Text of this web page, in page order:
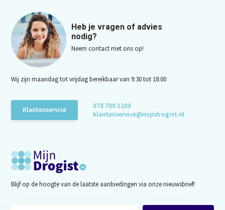
Heb je vragen of advies
nodig?
Neem contact met ons op!
Wij zijn maandag tot vrijdag bereikbaar van 9:30 tot 18:00
Klantenservice
078 700 1208
klantenservice@mijndrogist.nl
Blijf op de hoogte van de laatste aanbiedingen via onze nieuwsbrief!